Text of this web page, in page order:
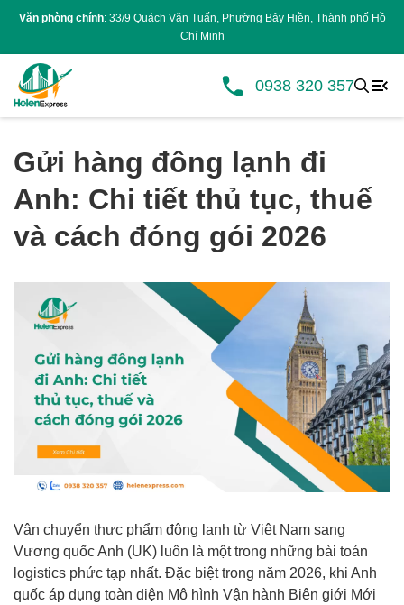
Văn phòng chính: 33/9 Quách Văn Tuấn, Phường Bảy Hiền, Thành phố Hồ
Chí Minh
0938 320 357
Gửi hàng đông lạnh đi
Anh: Chi tiết thủ tục, thuế
và cách đóng gói 2026
Vận chuyển thực phẩm đông lạnh từ Việt Nam sang
Vương quốc Anh (UK) luôn là một trong những bài toán
logistics phức tạp nhất. Đặc biệt trong năm 2026, khi Anh
quốc áp dụng toàn diện Mô hình Vận hành Biên giới Mới